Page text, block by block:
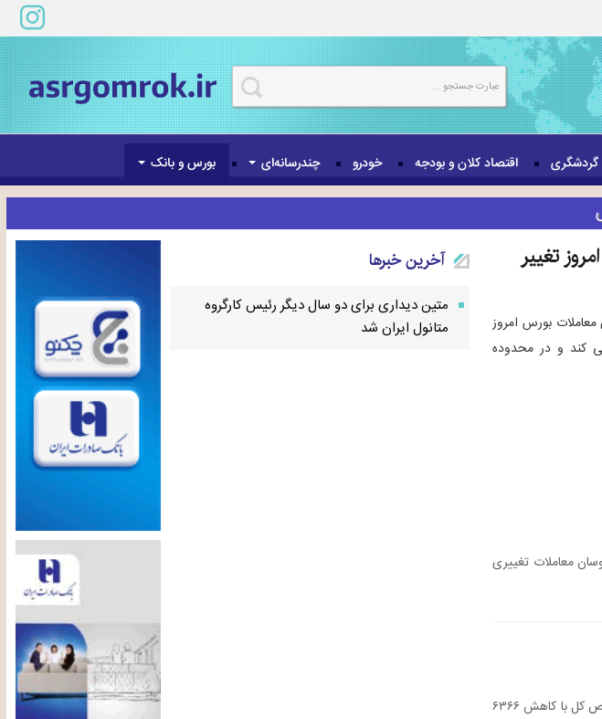
گردشگری اقتصاد کلان و بودجه خودرو چندرسانه‌ای بورس و بانک
تغییر
معاملات بورس امروز
کند و در محدوده
معاملات تغییری
بازار سرمایه در سومین روز هفته همانند دو روز کاری قبل منفی شد؛ به طوری که شاخص کل با کاهش ۶۳۶۶
آخرین خبرها
متین دیداری برای دو سال دیگر رئیس کارگروه
متانول ایران شد